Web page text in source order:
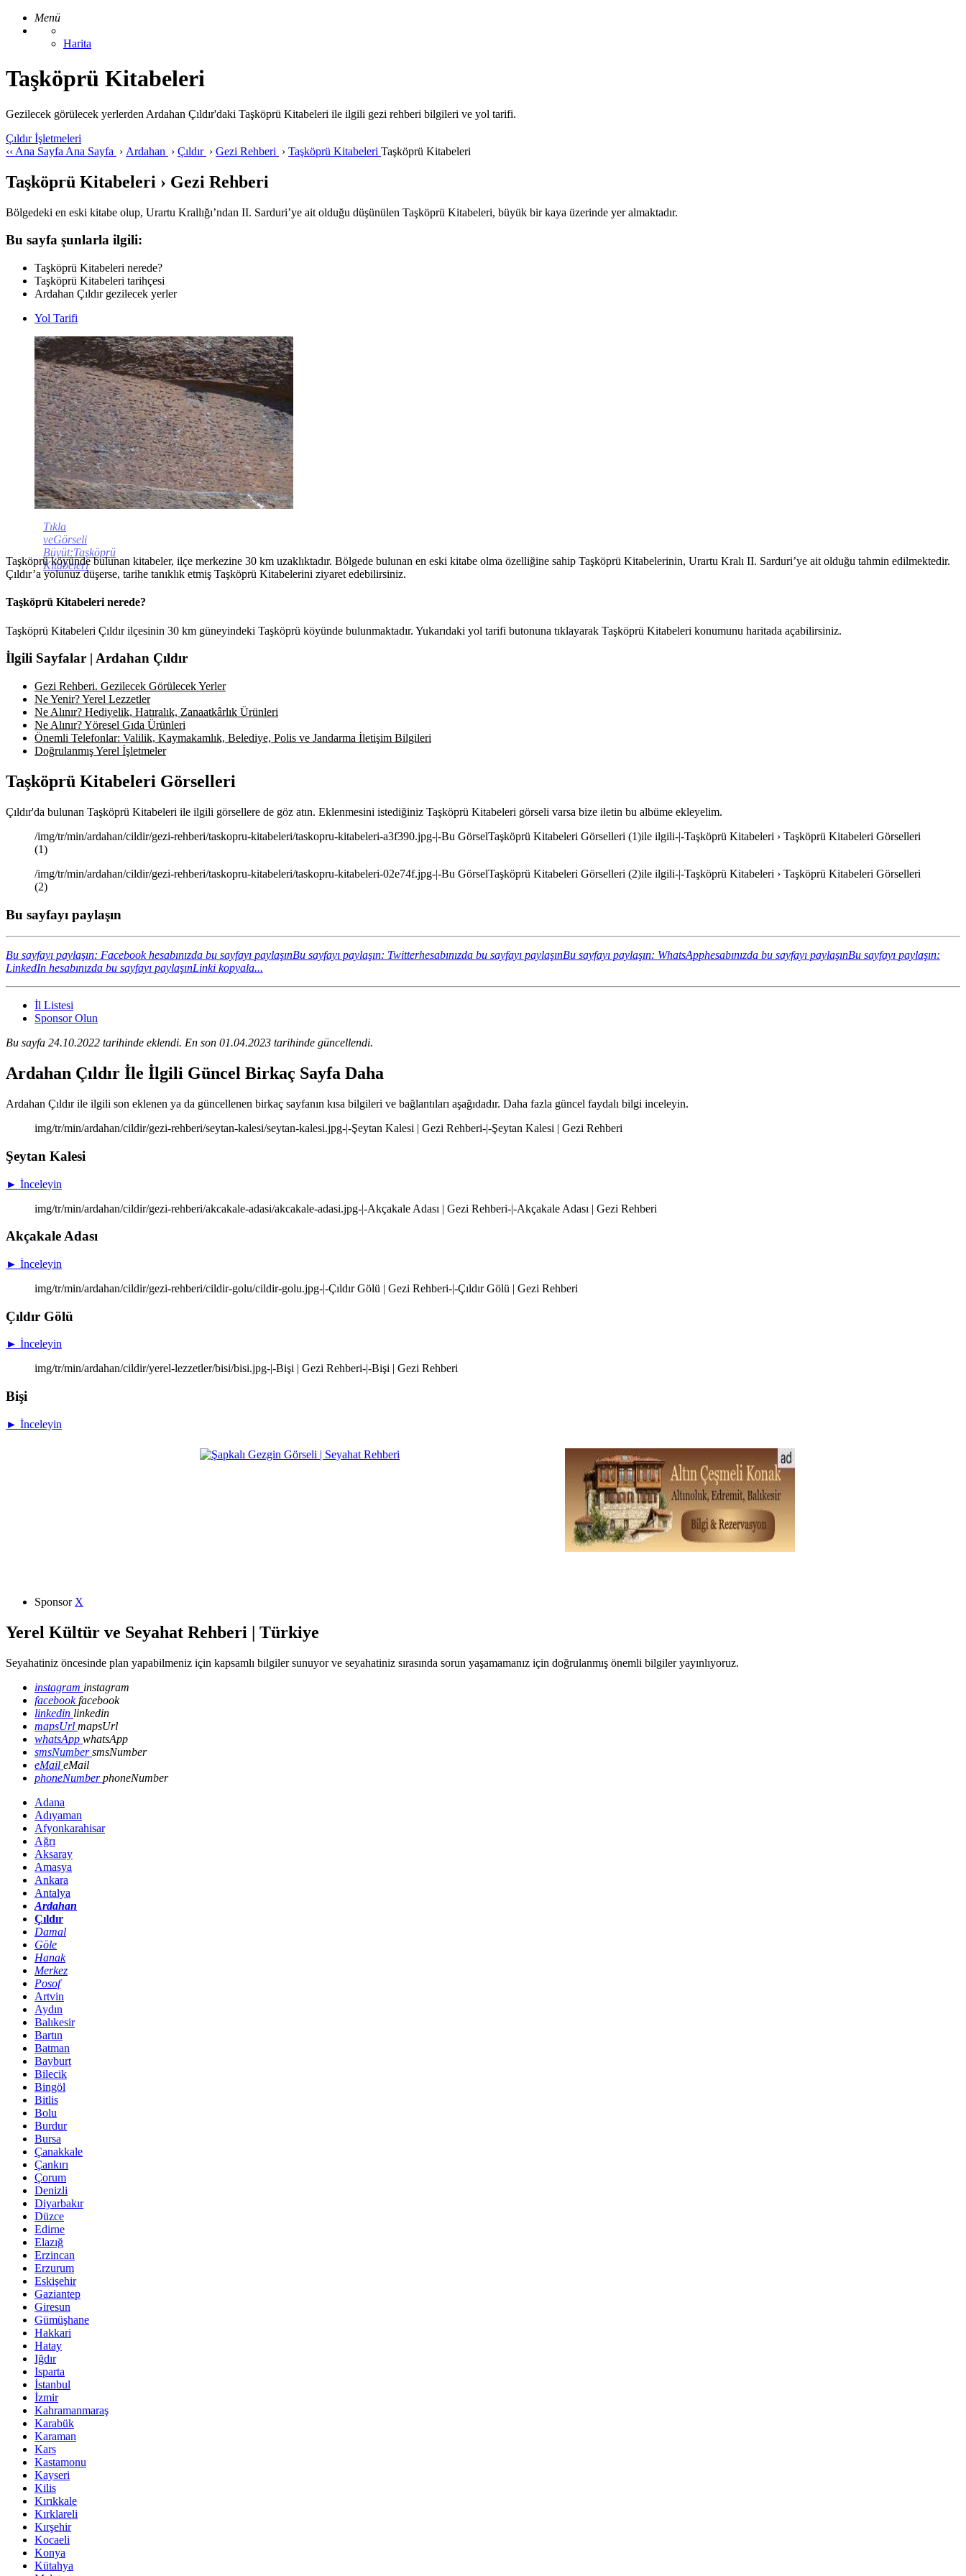
Menü
Harita
Taşköprü Kitabeleri
Gezilecek görülecek yerlerden Ardahan Çıldır'daki Taşköprü Kitabeleri ile ilgili gezi rehberi bilgileri ve yol tarifi.
Çıldır İşletmeleri
‹‹ Ana Sayfa Ana Sayfa › Ardahan › Çıldır › Gezi Rehberi › Taşköprü Kitabeleri Taşköprü Kitabeleri
Taşköprü Kitabeleri › Gezi Rehberi
Bölgedeki en eski kitabe olup, Urartu Krallığı’ndan II. Sarduri’ye ait olduğu düşünülen Taşköprü Kitabeleri, büyük bir kaya üzerinde yer almaktadır.
Bu sayfa şunlarla ilgili:
Taşköprü Kitabeleri nerede?
Taşköprü Kitabeleri tarihçesi
Ardahan Çıldır gezilecek yerler
Yol Tarifi
Tıkla
veGörseli
Büyüt:Taşköprü
Kitabeleri
Taşköprü köyünde bulunan kitabeler, ilçe merkezine 30 km uzaklıktadır. Bölgede bulunan en eski kitabe olma özelliğine sahip Taşköprü Kitabelerinin, Urartu Kralı II. Sarduri’ye ait olduğu tahmin edilmektedir.
Çıldır’a yolunuz düşerse, tarihe tanıklık etmiş Taşköprü Kitabelerini ziyaret edebilirsiniz.
Taşköprü Kitabeleri nerede?
Taşköprü Kitabeleri Çıldır ilçesinin 30 km güneyindeki Taşköprü köyünde bulunmaktadır. Yukarıdaki yol tarifi butonuna tıklayarak Taşköprü Kitabeleri konumunu haritada açabilirsiniz.
İlgili Sayfalar | Ardahan Çıldır
Gezi Rehberi. Gezilecek Görülecek Yerler
Ne Yenir? Yerel Lezzetler
Ne Alınır? Hediyelik, Hatıralık, Zanaatkârlık Ürünleri
Ne Alınır? Yöresel Gıda Ürünleri
Önemli Telefonlar: Valilik, Kaymakamlık, Belediye, Polis ve Jandarma İletişim Bilgileri
Doğrulanmış Yerel İşletmeler
Taşköprü Kitabeleri Görselleri
Çıldır'da bulunan Taşköprü Kitabeleri ile ilgili görsellere de göz atın. Eklenmesini istediğiniz Taşköprü Kitabeleri görseli varsa bize iletin bu albüme ekleyelim.
/img/tr/min/ardahan/cildir/gezi-rehberi/taskopru-kitabeleri/taskopru-kitabeleri-a3f390.jpg-|-Bu GörselTaşköprü Kitabeleri Görselleri (1)ile ilgili-|-Taşköprü Kitabeleri › Taşköprü Kitabeleri Görselleri
(1)
/img/tr/min/ardahan/cildir/gezi-rehberi/taskopru-kitabeleri/taskopru-kitabeleri-02e74f.jpg-|-Bu GörselTaşköprü Kitabeleri Görselleri (2)ile ilgili-|-Taşköprü Kitabeleri › Taşköprü Kitabeleri Görselleri
(2)
Bu sayfayı paylaşın
Bu sayfayı paylaşın: Facebook hesabınızda bu sayfayı paylaşınBu sayfayı paylaşın: Twitterhesabınızda bu sayfayı paylaşınBu sayfayı paylaşın: WhatsApphesabınızda bu sayfayı paylaşınBu sayfayı paylaşın:
LinkedIn hesabınızda bu sayfayı paylaşınLinki kopyala...
İl Listesi
Sponsor Olun
Bu sayfa 24.10.2022 tarihinde eklendi. En son 01.04.2023 tarihinde güncellendi.
Ardahan Çıldır İle İlgili Güncel Birkaç Sayfa Daha
Ardahan Çıldır ile ilgili son eklenen ya da güncellenen birkaç sayfanın kısa bilgileri ve bağlantıları aşağıdadır. Daha fazla güncel faydalı bilgi inceleyin.
img/tr/min/ardahan/cildir/gezi-rehberi/seytan-kalesi/seytan-kalesi.jpg-|-Şeytan Kalesi | Gezi Rehberi-|-Şeytan Kalesi | Gezi Rehberi
Şeytan Kalesi
► İnceleyin
img/tr/min/ardahan/cildir/gezi-rehberi/akcakale-adasi/akcakale-adasi.jpg-|-Akçakale Adası | Gezi Rehberi-|-Akçakale Adası | Gezi Rehberi
Akçakale Adası
► İnceleyin
img/tr/min/ardahan/cildir/gezi-rehberi/cildir-golu/cildir-golu.jpg-|-Çıldır Gölü | Gezi Rehberi-|-Çıldır Gölü | Gezi Rehberi
Çıldır Gölü
► İnceleyin
img/tr/min/ardahan/cildir/yerel-lezzetler/bisi/bisi.jpg-|-Bişi | Gezi Rehberi-|-Bişi | Gezi Rehberi
Bişi
► İnceleyin
Sponsor X
Yerel Kültür ve Seyahat Rehberi | Türkiye
Seyahatiniz öncesinde plan yapabilmeniz için kapsamlı bilgiler sunuyor ve seyahatiniz sırasında sorun yaşamamanız için doğrulanmış önemli bilgiler yayınlıyoruz.
instagram instagram
facebookfacebook
linkedin linkedin
mapsUrl mapsUrl
whatsApp whatsApp
smsNumbersmsNumber
eMail eMail
phoneNumberphoneNumber
Adana
Adıyaman
Afyonkarahisar
Ağrı
Aksaray
Amasya
Ankara
Antalya
Ardahan
Çıldır
Damal
Göle
Hanak
Merkez
Posof
Artvin
Aydın
Balıkesir
Bartın
Batman
Bayburt
Bilecik
Bingöl
Bitlis
Bolu
Burdur
Bursa
Çanakkale
Çankırı
Çorum
Denizli
Diyarbakır
Düzce
Edirne
Elazığ
Erzincan
Erzurum
Eskişehir
Gaziantep
Giresun
Gümüşhane
Hakkari
Hatay
Iğdır
Isparta
İstanbul
İzmir
Kahramanmaraş
Karabük
Karaman
Kars
Kastamonu
Kayseri
Kilis
Kırıkkale
Kırklareli
Kırşehir
Kocaeli
Konya
Kütahya